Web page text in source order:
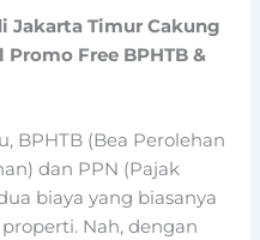
Jakarta Timur Cakung
Free BPHTB &
BPHTB (Bea Perolehan
dan PPN (Pajak
biaya yang biasanya
Nah, dengan